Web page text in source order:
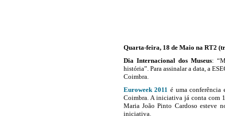
Quarta-feira, 18 de Maio na RT2
Dia Internacional dos Museus:
história”. Para assinalar a data, a
Coimbra.
Euroweek 2011 é uma
Coimbra. A iniciativa já conta com
Maria João Pinto Cardoso esteve
iniciativa.